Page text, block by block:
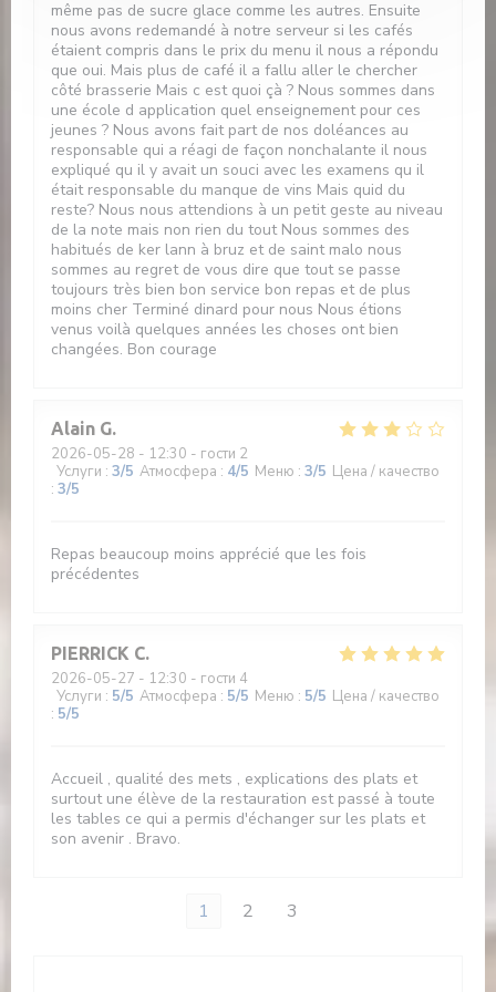
même pas de sucre glace comme les autres. Ensuite
nous avons redemandé à notre serveur si les cafés
étaient compris dans le prix du menu il nous a répondu
que oui. Mais plus de café il a fallu aller le chercher
côté brasserie Mais c est quoi çà ? Nous sommes dans
une école d application quel enseignement pour ces
jeunes ? Nous avons fait part de nos doléances au
responsable qui a réagi de façon nonchalante il nous
expliqué qu il y avait un souci avec les examens qu il
était responsable du manque de vins Mais quid du
reste? Nous nous attendions à un petit geste au niveau
de la note mais non rien du tout Nous sommes des
habitués de ker lann à bruz et de saint malo nous
sommes au regret de vous dire que tout se passe
toujours très bien bon service bon repas et de plus
moins cher Terminé dinard pour nous Nous étions
venus voilà quelques années les choses ont bien
changées. Bon courage
Alain G
2026-05-28 - 12:30 - гости 2
Услуги : 3/5 Атмосфера : 4/5 Меню : 3/5 Цена / качество
: 3/5
Repas beaucoup moins apprécié que les fois
précédentes
PIERRICK C
2026-05-27 - 12:30 - гости 4
Услуги : 5/5 Атмосфера : 5/5 Меню : 5/5 Цена / качество
: 5/5
Accueil , qualité des mets , explications des plats et
surtout une élève de la restauration est passé à toute
les tables ce qui a permis d'échanger sur les plats et
son avenir . Bravo.
1 2 3